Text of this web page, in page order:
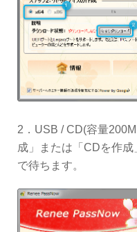
2．USB / CD(容量
成」または「CDを作
で待ちます。